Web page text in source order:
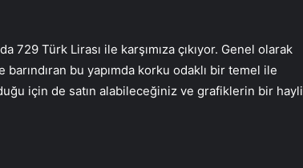
729 Türk Lirası ile karşımıza çıkıyor. Genel olarak
bu yapımda korku odaklı bir temel ile
için de satın alabileceğiniz ve grafiklerin bir hayli